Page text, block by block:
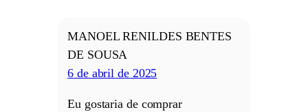
MANOEL RENILDES BENTES
DE SOUSA
6 de abril de 2025
Eu gostaria de comprar